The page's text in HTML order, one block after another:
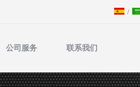
/
公司服务 联系我们